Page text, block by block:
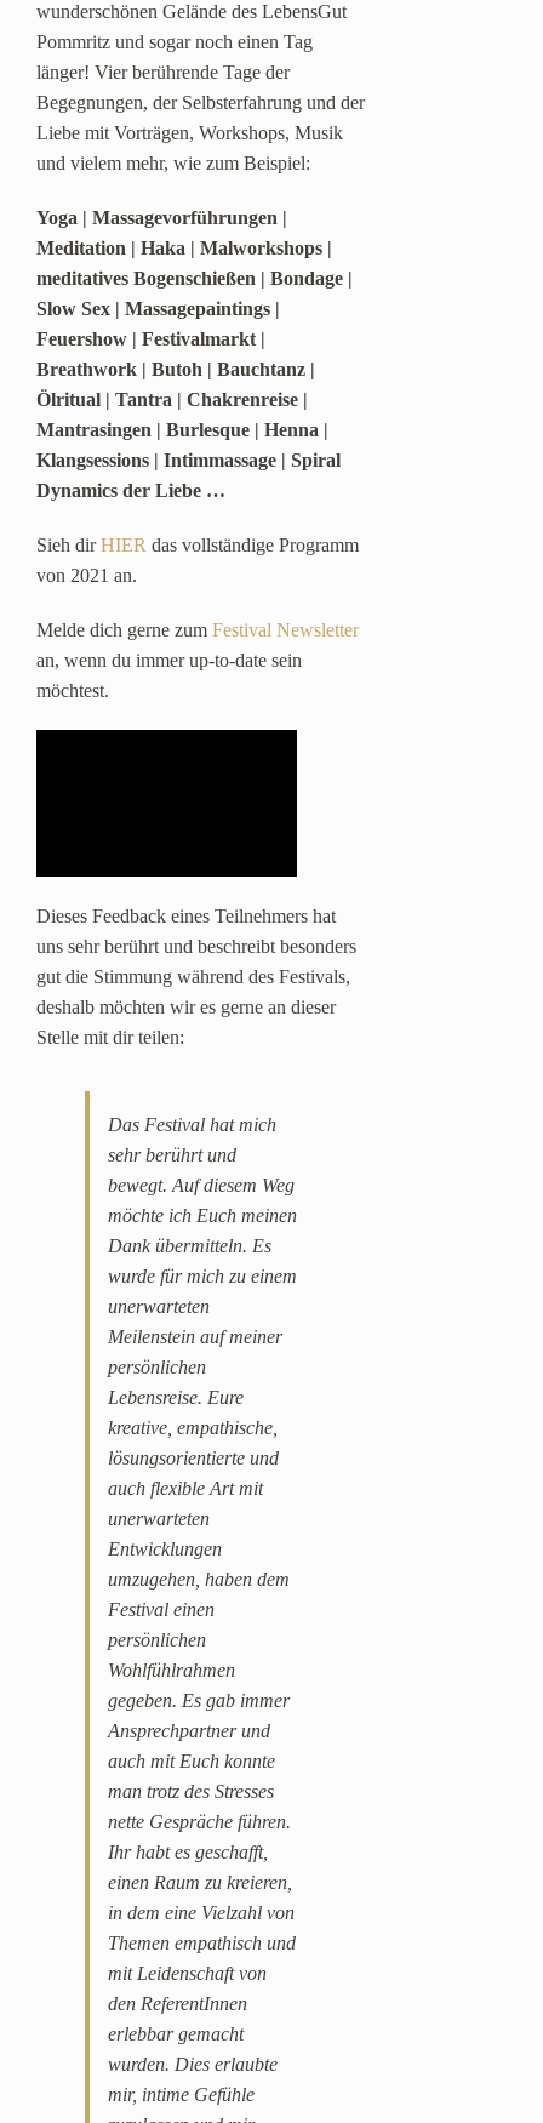
wunderschönen Gelände des LebensGut
Pommritz und sogar noch einen Tag
länger! Vier berührende Tage der
Begegnungen, der Selbsterfahrung und der
Liebe mit Vorträgen, Workshops, Musik
und vielem mehr, wie zum Beispiel:
Yoga | Massagevorführungen |
Meditation | Haka | Malworkshops |
meditatives Bogenschießen | Bondage |
Slow Sex | Massagepaintings |
Feuershow | Festivalmarkt |
Breathwork | Butoh | Bauchtanz |
Ölritual | Tantra | Chakrenreise |
Mantrasingen | Burlesque | Henna |
Klangsessions | Intimmassage | Spiral
Dynamics der Liebe …
Sieh dirHIER das vollständige Programm
von 2021 an.
Melde dich gerne zum Festival Newsletter
an, wenn du immer up-to-date sein
möchtest.
Dieses Feedback eines Teilnehmers hat
uns sehr berührt und beschreibt besonders
gut die Stimmung während des Festivals,
deshalb möchten wir es gerne an dieser
Stelle mit dir teilen:
Das Festival hat mich
sehr berührt und
bewegt. Auf diesem Weg
möchte ich Euch meinen
Dank übermitteln. Es
wurde für mich zu einem
unerwarteten
Meilenstein auf meiner
persönlichen
Lebensreise. Eure
kreative, empathische,
lösungsorientierte und
auch flexible Art mit
unerwarteten
Entwicklungen
umzugehen, haben dem
Festival einen
persönlichen
Wohlfühlrahmen
gegeben. Es gab immer
Ansprechpartner und
auch mit Euch konnte
man trotz des Stresses
nette Gespräche führen.
Ihr habt es geschafft,
einen Raum zu kreieren,
in dem eine Vielzahl von
Themen empathisch und
mit Leidenschaft von
den ReferentInnen
erlebbar gemacht
wurden. Dies erlaubte
mir, intime Gefühle